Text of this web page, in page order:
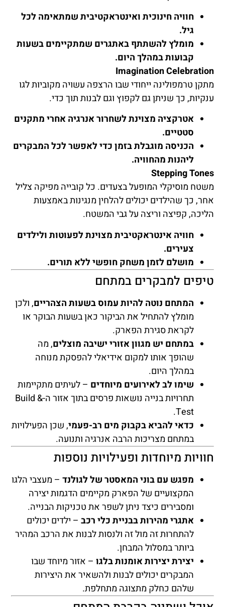
חוויה חינוכית ואינטראקטיבית שמתאימה לכל
גיל.
מומלץ להשתתף באתגרים שמתקיימים בשעות
קבועות במהלך היום.
Imagination Celebration
מתקן טרמפולינה ייחודי שבו הרצפה עשויה מקוביות לגו
ענקיות, כך שניתן גם לקפוץ וגם לבנות תוך כדי.
אטרקציה מצוינת לשחרור אנרגיה אחרי מתקנים
סטטיים.
הכניסה מוגבלת בזמן כדי לאפשר לכל המבקרים
ליהנות מהחוויה.
Stepping Tones
משטח מוסיקלי המופעל בצעדים. כל קובייה מפיקה צליל
אחר, כך שהילדים יכולים להלחין מנגינות באמצעות
הליכה, קפיצה וריצה על גבי המשטח.
חוויה אינטראקטיבית מצוינת לפעוטות ולילדים
צעירים.
מושלם לזמן משחק חופשי ללא תורים.
טיפים למבקרים במתחם
המתחם נוטה להיות עמוס בשעות הצהריים, ולכן
מומלץ להתחיל את הביקור כאן בשעות הבוקר או
לקראת סגירת הפארק.
במתחם יש מגוון אזורי ישיבה מוצלים, מה
שהופך אותו למקום אידיאלי להפסקת מנוחה
במהלך היום.
שימו לב לאירועים מיוחדים – לעיתים מתקיימות
תחרויות בנייה נושאות פרסים בתוך אזור ה-Build &
Test.
כדאי להביא בקבוק מים רב-פעמי, שכן הפעילויות
במתחם מצריכות הרבה אנרגיה ותנועה.
חוויות מיוחדות ופעילויות נוספות
מפגש עם בוני המאסטר של לגולנד – מעצבי הלגו
המקצועיים של הפארק מקיימים הדגמות יצירה
ומסבירים כיצד ניתן לשפר את טכניקות הבנייה.
אתגרי מהירות בבניית כלי רכב – ילדים יכולים
להתחרות זה מול זה ולנסות לבנות את הרכב המהיר
ביותר במסלול המבחן.
יצירת יצירות אומנות בלגו – אזור מיוחד שבו
המבקרים יכולים לבנות ולהשאיר את היצירות
שלהם כחלק מתצוגה מתחלפת.